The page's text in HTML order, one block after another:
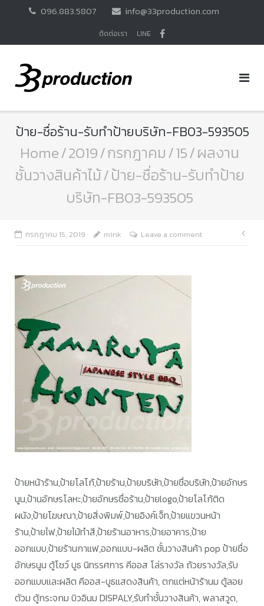
096.883.5807 info@33production.com
ติดต่อเรา LINE
ป้าย-ชื่อร้าน-รับทำป้ายบริษัท-FB03-593505
Home/2019/กรกฎาคม/15/ผลงาน
ชั้นวางสินค้าไม้/ป้าย-ชื่อร้าน-รับทำป้าย
บริษัท-FB03-593505
กรกฎาคม 15, 2019 mink Leave a comment
แน
ป้ายหน้าร้าน,ป้ายโลโก้,ป้ายร้าน,ป้ายบริษัท,ป้ายชื่อบริษัท,ป้ายอักษร
นูน,ป้านอักษรโลหะ,ป้ายอักษรชื่อร้าน,ป้ายlogo,ป้ายโลโก้ติด
ผนัง,ป้ายโฆษณา,ป้ายสิ่งพิมพ์,ป้ายอิงค์เจ็ท,ป้ายแขวนหน้า
ร้าน,ป้ายไฟ,ป้ายไม้ทำสี,ป้ายร้านอาหาร,ป้ายอาคาร,ป้าย
ออกแบบ,ป้ายร้านกาแฟ,ออกแบบ-ผลิต ชั้นวางสินค้า pop ป้ายชื่อ
อักษรนูน ตู้โชว์ บูธ นิทรรศการ คีออส โล่รางวัล ถ้วยรางวัล,รับ
ออกแบบและผลิต คีออส-บูธแสดงสินค้า, ตกแต่หน้าร้านม ตู้ลอย
ตัวม ตู้กระจกม บิวอินม DISPALY,รับทำชั้นวางสินค้า, พลาสวูด,